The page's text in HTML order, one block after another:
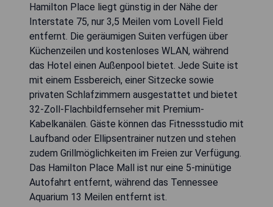
Hamilton Place liegt günstig in der Nähe der
Interstate 75, nur 3,5 Meilen vom Lovell Field
entfernt. Die geräumigen Suiten verfügen über
Küchenzeilen und kostenloses WLAN, während
das Hotel einen Außenpool bietet. Jede Suite ist
mit einem Essbereich, einer Sitzecke sowie
privaten Schlafzimmern ausgestattet und bietet
32-Zoll-Flachbildfernseher mit Premium-
Kabelkanälen. Gäste können das Fitnessstudio mit
Laufband oder Ellipsentrainer nutzen und stehen
zudem Grillmöglichkeiten im Freien zur Verfügung.
Das Hamilton Place Mall ist nur eine 5-minütige
Autofahrt entfernt, während das Tennessee
Aquarium 13 Meilen entfernt ist.